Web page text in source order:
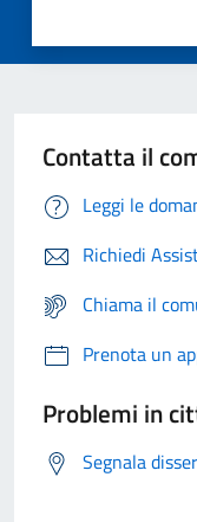
Contatta il
Leggi le
Richiedi
Chiama il
Prenota un
Problemi in
Segnala